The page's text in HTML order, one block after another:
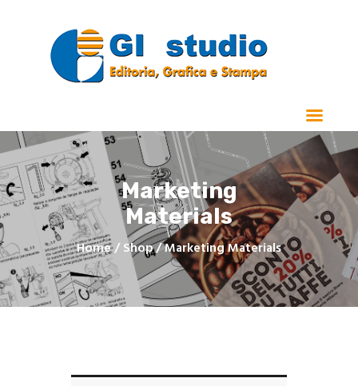
Marketing
Materials
Home Shop Marketing Materials
Home
Chi Siamo
Stampa
Manualistica e Cataloghi
Realizzazioni
Contatti